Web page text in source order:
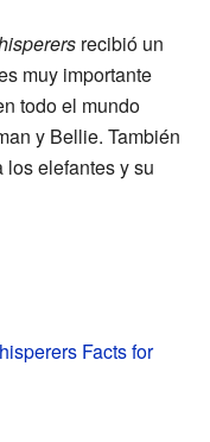
recibió un
muy importante
todo el mundo
y Bellie. También
elefantes y su
Facts for